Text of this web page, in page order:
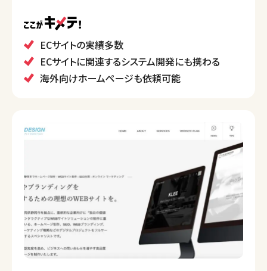
のクリエイティブなソリューションを提供し、顧客満足
度を高めることに注力しており、ユーザビリティとデザ
イン性を兼ね備えたサイト制作が特徴です。
ECサイトの実績多数
ECサイトに関連するシステム開発にも携わる
海外向けホームページも依頼可能